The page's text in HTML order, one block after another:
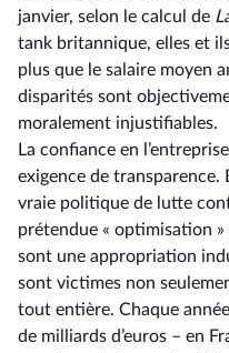
janvier, selon le calcul de
tank britannique, elles et
plus que le salaire moyen
disparités sont
moralement injustifiables.
La confiance en
exigence de transparence.
vraie politique de lutte
prétendue « optimisation
sont une appropriation
sont victimes non
tout entière. Chaque
de milliards d’euros – en